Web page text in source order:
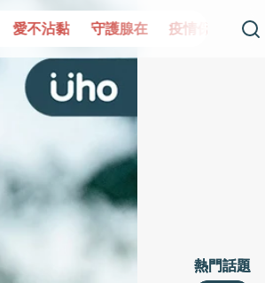
在 疫情保衛戰 再生醫學 愛的
熱門話題
熱門話題